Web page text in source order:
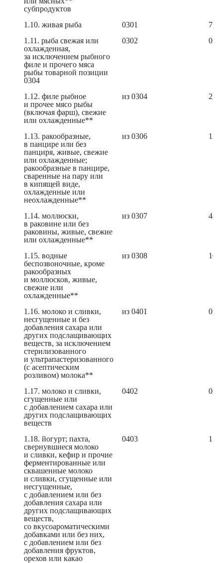
субпродуктов
1.10. живая рыба
0301
1.11. рыба свежая или
охлажденная,
за исключением рыбного
филе и прочего мяса
рыбы товарной позиции
0304
0302
1.12. филе рыбное
и прочее мясо рыбы
(включая фарш), свежие
или охлажденные**
из 0304
1.13. ракообразные,
в панцире или без
панциря, живые, свежие
или охлажденные;
ракообразные в панцире,
сваренные на пару или
в кипящей виде,
охлажденные или
неохлажденные**
из 0306
1.14. моллюски,
в раковине или без
раковины, живые, свежие
или охлажденные**
из 0307
1.15. водные
беспозвоночные, кроме
ракообразных
и моллюсков, живые,
свежие или
охлажденные**
из 0308
1.16. молоко и сливки,
несгущенные и без
добавления сахара или
других подслащивающих
веществ, за исключением
стерилизованного
и ультрапастеризованного
(с асептическим
розливом) молока**
из 0401
1.17. молоко и сливки,
сгущенные или
с добавлением сахара или
других подслащивающих
веществ
0402
1.18. йогурт; пахта,
свернувшиеся молоко
и сливки, кефир и прочие
ферментированные или
сквашенные молоко
и сливки, сгущенные или
несгущенные,
с добавлением или без
добавления сахара или
других подслащивающих
веществ,
со вкусоароматическими
добавками или без них,
с добавлением или без
добавления фруктов,
орехов или какао
0403